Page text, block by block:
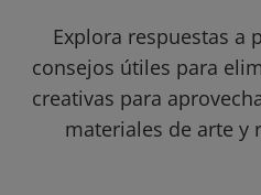
Explora respuestas a
consejos útiles para
creativas para
materiales de arte y